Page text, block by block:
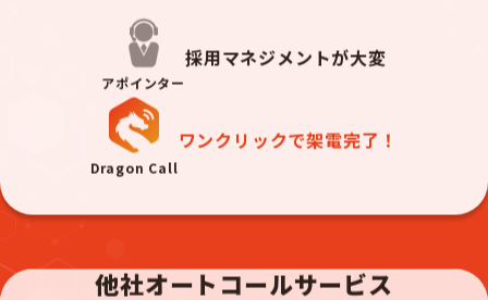
アポインター
採用マネジメントが大変
Dragon Call
ワンクリックで架電完了！
他社オートコールサービス